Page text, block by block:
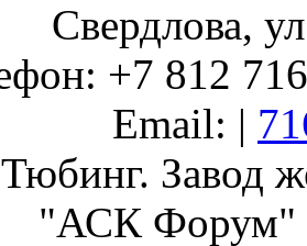
Свердлова,
+7 812
Email: |
Завод
"АСК Форум"